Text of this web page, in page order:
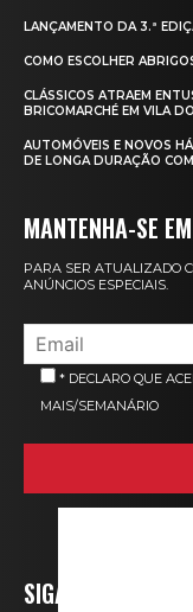
LANÇAMENTO DA 3.ª
COMO ESCOLHER
CLÁSSICOS ATRAEM
BRICOMARCHÉ EM VILA
AUTOMÓVEIS E NOVOS
DE LONGA DURAÇÃO
MANTENHA-SE
PARA SER ATUALIZADO
ANÚNCIOS ESPECIAIS.
* DECLARO QUE
MAIS/SEMANÁRIO
SIGA-NOS